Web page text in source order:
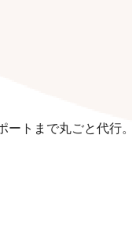
ートまで丸ごと代行